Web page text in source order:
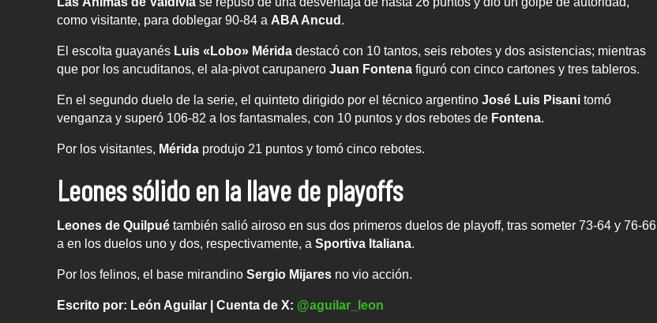
como visitante, para doblegar 90-84 a ABA Ancud .
El escolta guayanés Luis «Lobo» Mérida destacó con 10 tantos, seis rebotes y dos asistencias; mientras
que por los ancuditanos, el ala-pivot carupanero Juan Fontena figuró con cinco cartones y tres tableros.
En el segundo duelo de la serie, el quinteto dirigido por el técnico argentino José Luis Pisani tomó
venganza y superó 106-82 a los fantasmales, con 10 puntos y dos rebotes de Fontena.
Por los visitantes, Mérida produjo 21 puntos y tomó cinco rebotes.
Leones sólido en la llave de playoffs
Leones de Quilpué también salió airoso en sus dos primeros duelos de playoff, tras someter 73-64 y 76-66
a en los duelos uno y dos, respectivamente, a Sportiva Italiana.
Por los felinos, el base mirandino Sergio Mijares no vio acción.
Escrito por: León Aguilar | Cuenta de X: @aguilar_leon